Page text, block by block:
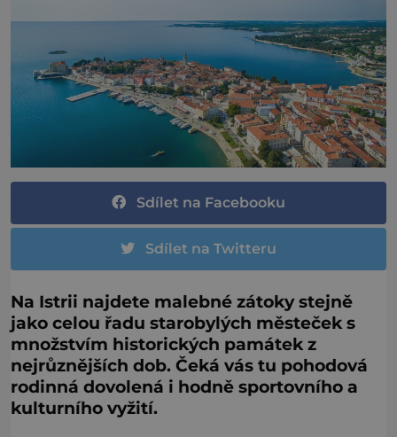
Sdílet na Facebooku
Sdílet na Twitteru
Na Istrii najdete malebné zátoky stejně
jako celou řadu starobylých městeček s
množstvím historických památek z
nejrůznějších dob. Čeká vás tu pohodová
rodinná dovolená i hodně sportovního a
kulturního vyžití.